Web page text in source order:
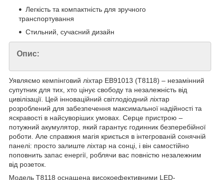
Легкість та компактність для зручного
транспортування
Стильний, сучасний дизайн
Опис:
Уявляємо кемпінговий ліхтар EB91013 (T8118) – незамінний
супутник для тих, хто цінує свободу та незалежність від
цивілізації. Цей інноваційний світлодіодний ліхтар
розроблений для забезпечення максимальної надійності та
яскравості в найсуворіших умовах. Серце пристрою –
потужний акумулятор, який гарантує годинник безперебійної
роботи. Але справжня магія криється в інтегрованій сонячній
панелі: просто залиште ліхтар на сонці, і він самостійно
поповнить запас енергії, роблячи вас повністю незалежним
від розеток.
Модель T8118 оснащена високоефективними LED-